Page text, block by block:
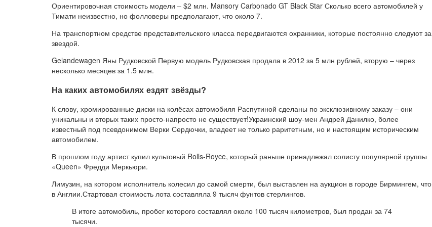
Ориентировочная стоимость модели – $2 млн. Mansory Carbonado GT Black Star Сколько всего автомобилей у
Тимати неизвестно, но фолловеры предполагают, что около 7.
На транспортном средстве представительского класса передвигаются охранники, которые постоянно следуют за
звездой.
Gelandewagen Яны Рудковской Первую модель Рудковская продала в 2012 за 5 млн рублей, вторую – через
несколько месяцев за 1.5 млн.
На каких автомобилях ездят звёзды?
К слову, хромированные диски на колёсах автомобиля Распутиной сделаны по эксклюзивному заказу – они
уникальны и вторых таких просто-напросто не существует!Украинский шоу-мен Андрей Данилко, более
известный под псевдонимом Верки Сердючки, владеет не только раритетным, но и настоящим историческим
автомобилем.
В прошлом году артист купил культовый Rolls-Royce, который раньше принадлежал солисту популярной группы
«Queen» Фредди Меркьюри.
Лимузин, на котором исполнитель колесил до самой смерти, был выставлен на аукцион в городе Бирмингем, что
в Англии.Стартовая стоимость лота составляла 9 тысяч фунтов стерлингов.
В итоге автомобиль, пробег которого составлял около 100 тысяч километров, был продан за 74
тысячи.